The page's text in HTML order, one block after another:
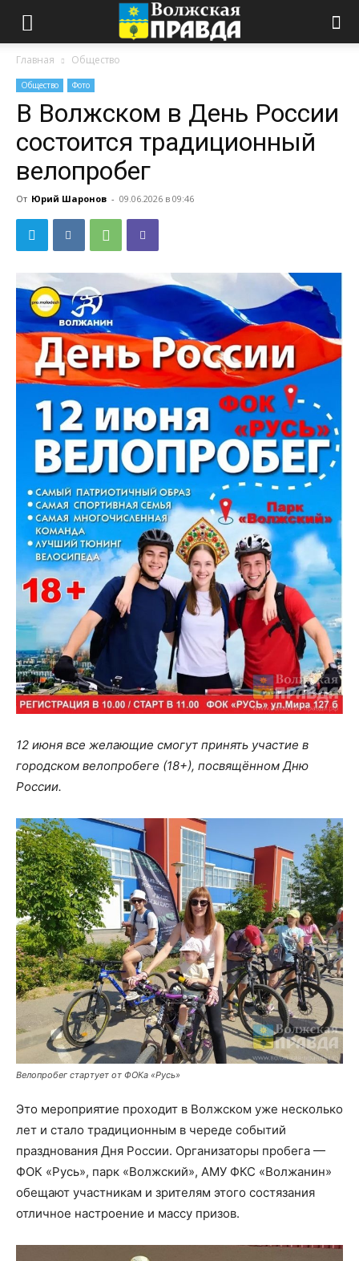
Главная Общество
Общество Фото
В Волжском в День России
состоится традиционный
велопробег
От Юрий Шаронов - 09.06.2026 в 09:46
12 июня все желающие смогут принять участие в
городском велопробеге (18+), посвящённом Дню
России.
Велопробег стартует от ФОКа «Русь»
Это мероприятие проходит в Волжском уже несколько
лет и стало традиционным в череде событий
празднования Дня России. Организаторы пробега —
ФОК «Русь», парк «Волжский», АМУ ФКС «Волжанин»
обещают участникам и зрителям этого состязания
отличное настроение и массу призов.